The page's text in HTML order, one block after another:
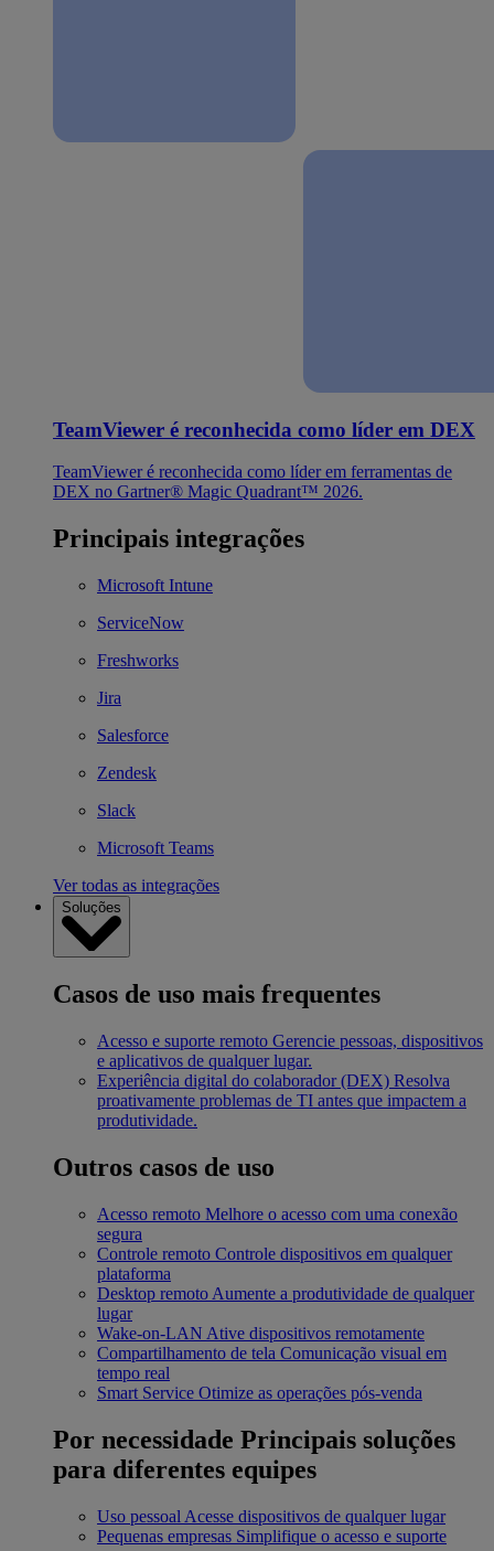
TeamViewer é reconhecida como líder em DEX
TeamViewer é reconhecida como líder em ferramentas de
DEX no Gartner® Magic Quadrant™ 2026.
Principais integrações
Microsoft Intune
ServiceNow
Freshworks
Jira
Salesforce
Zendesk
Slack
Microsoft Teams
Ver todas as integrações
Soluções
Casos de uso mais frequentes
Acesso e suporte remoto Gerencie pessoas, dispositivos
e aplicativos de qualquer lugar.
Experiência digital do colaborador (DEX) Resolva
proativamente problemas de TI antes que impactem a
produtividade.
Outros casos de uso
Acesso remoto Melhore o acesso com uma conexão
segura
Controle remoto Controle dispositivos em qualquer
plataforma
Desktop remoto Aumente a produtividade de qualquer
lugar
Wake-on-LAN Ative dispositivos remotamente
Compartilhamento de tela Comunicação visual em
tempo real
Smart Service Otimize as operações pós-venda
Por necessidade Principais soluções
para diferentes equipes
Uso pessoal Acesse dispositivos de qualquer lugar
Pequenas empresas Simplifique o acesso e suporte